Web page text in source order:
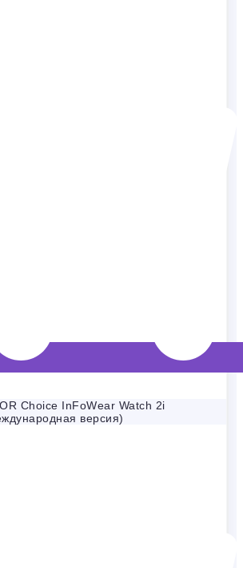
Choice InFoWear Watch 2i
версия)